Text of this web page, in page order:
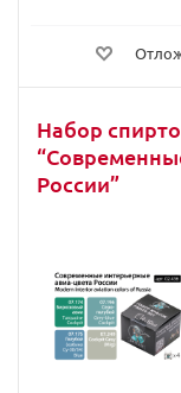
Набор
России”